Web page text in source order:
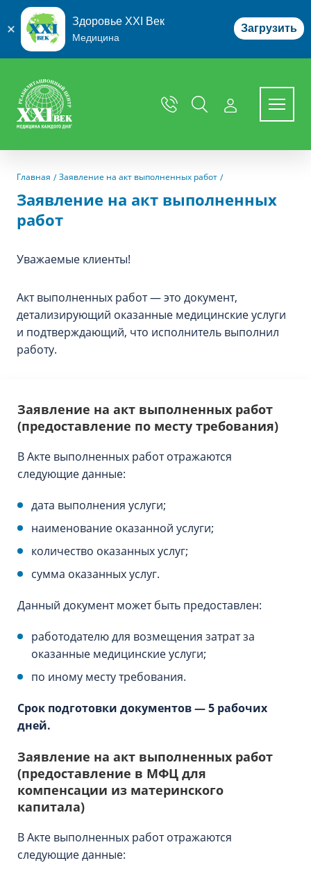
Здоровье XXI Век
Медицина
Загрузить
Главная Заявление на акт выполненных работ
Заявление на акт выполненных
работ
Уважаемые клиенты!
Акт выполненных работ — это документ,
детализирующий оказанные медицинские услуги
и подтверждающий, что исполнитель выполнил
работу.
Заявление на акт выполненных работ
(предоставление по месту требования)
В Акте выполненных работ отражаются
следующие данные:
дата выполнения услуги;
наименование оказанной услуги;
количество оказанных услуг;
сумма оказанных услуг.
Данный документ может быть предоставлен:
работодателю для возмещения затрат за
оказанные медицинские услуги;
по иному месту требования.
Срок подготовки документов — 5 рабочих
дней.
Заявление на акт выполненных работ
(предоставление в МФЦ для
компенсации из материнского
капитала)
В Акте выполненных работ отражаются
следующие данные: